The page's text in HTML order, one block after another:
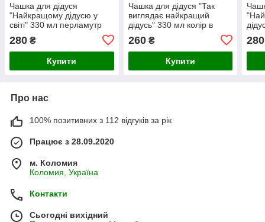
Чашка для дідуся
"Найкращому дідусю у
світі" 330 мл перламутр
280 ₴
Купити
Чашка для дідуся "Так
виглядає найкращий
дідусь" 330 мл колір в
260₴
Купити
280
Про нас
100% позитивних з 112 відгуків за рік
Працює з 28.09.2020
м. Коломия
Коломия, Україна
Контакти
Сьогодні вихідний